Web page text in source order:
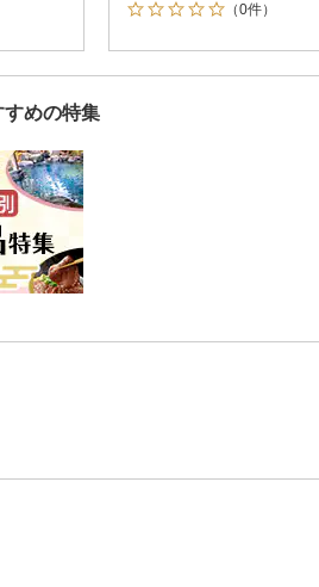
（0件）
すめの特集